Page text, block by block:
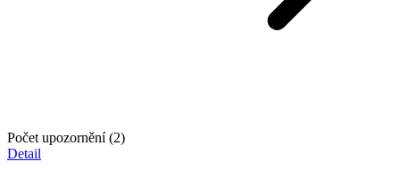
Počet upozornění (2)
Detail